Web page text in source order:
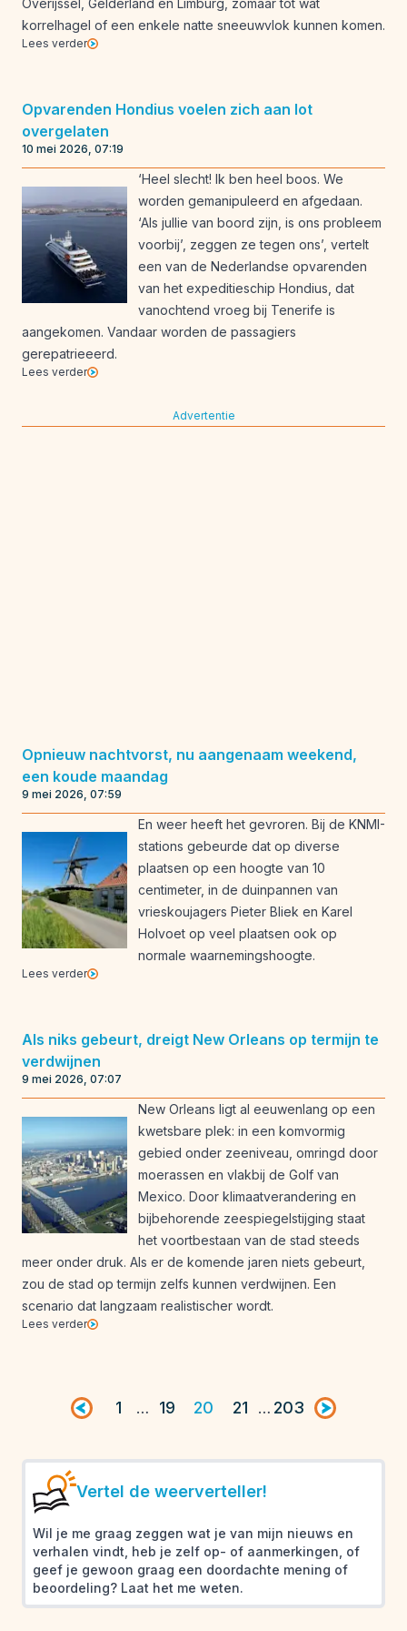
Overijssel, Gelderland en Limburg, zomaar tot wat
korrelhagel of een enkele natte sneeuwvlok kunnen komen.
Lees verder
Opvarenden Hondius voelen zich aan lot
overgelaten
10 mei 2026, 07:19
‘Heel slecht! Ik ben heel boos. We
worden gemanipuleerd en afgedaan.
‘Als jullie van boord zijn, is ons probleem
voorbij’, zeggen ze tegen ons’, vertelt
een van de Nederlandse opvarenden
van het expeditieschip Hondius, dat
vanochtend vroeg bij Tenerife is
aangekomen. Vandaar worden de passagiers
gerepatrieeerd.
Lees verder
Advertentie
Opnieuw nachtvorst, nu aangenaam weekend,
een koude maandag
9 mei 2026, 07:59
En weer heeft het gevroren. Bij de KNMI-
stations gebeurde dat op diverse
plaatsen op een hoogte van 10
centimeter, in de duinpannen van
vrieskoujagers Pieter Bliek en Karel
Holvoet op veel plaatsen ook op
normale waarnemingshoogte.
Lees verder
Als niks gebeurt, dreigt New Orleans op termijn te
verdwijnen
9 mei 2026, 07:07
New Orleans ligt al eeuwenlang op een
kwetsbare plek: in een komvormig
gebied onder zeeniveau, omringd door
moerassen en vlakbij de Golf van
Mexico. Door klimaatverandering en
bijbehorende zeespiegelstijging staat
het voortbestaan van de stad steeds
meer onder druk. Als er de komende jaren niets gebeurt,
zou de stad op termijn zelfs kunnen verdwijnen. Een
scenario dat langzaam realistischer wordt.
Lees verder
Vorige pagina
1 … 19 20 21 … 203 Volgende
Vertel de weerverteller!
Wil je me graag zeggen wat je van mijn nieuws en
verhalen vindt, heb je zelf op- of aanmerkingen, of
geef je gewoon graag een doordachte mening of
beoordeling? Laat het me weten.